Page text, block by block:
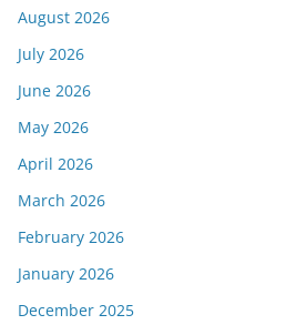
August 2026
July 2026
June 2026
May 2026
April 2026
March 2026
February 2026
January 2026
December 2025